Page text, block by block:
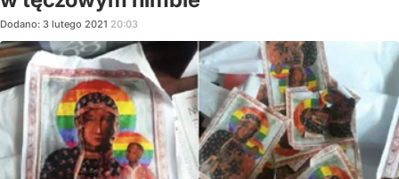
Dodano: 3 lutego 2021 20:03